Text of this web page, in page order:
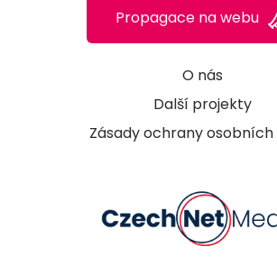
O nás
Další projekty
Zásady ochrany osobních
Propagace na webu